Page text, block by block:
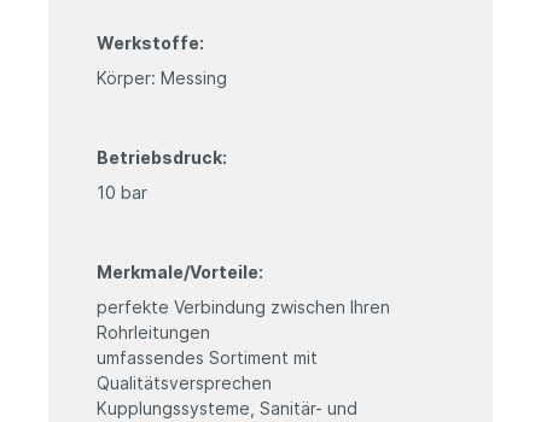
Werkstoffe:
Körper: Messing
Betriebsdruck:
10 bar
Merkmale/Vorteile:
perfekte Verbindung zwischen Ihren
Rohrleitungen
umfassendes Sortiment mit
Qualitätsversprechen
Kupplungssysteme, Sanitär- und